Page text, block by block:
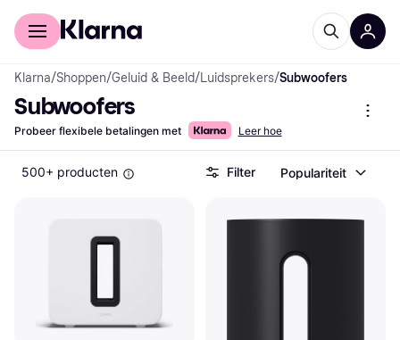
Voor shoppers
Klarna/Shoppen/Geluid & Beeld/Luidsprekers/Subwoofers
Subwoofers
Probeer flexibele betalingen met Leer hoe
500+ producten Filter Populariteit